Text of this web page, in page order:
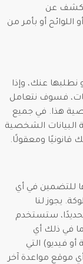
عن
أو بأمر من
عنك، وإذا
فسوف نتعامل
هذا. في جميع
البيانات الشخصية
ومعقولًا.
للتضمين في أي
يجوز لنا
ستستخدم
في ذلك أي
فيديو) التي
موقع مواعدة آخر